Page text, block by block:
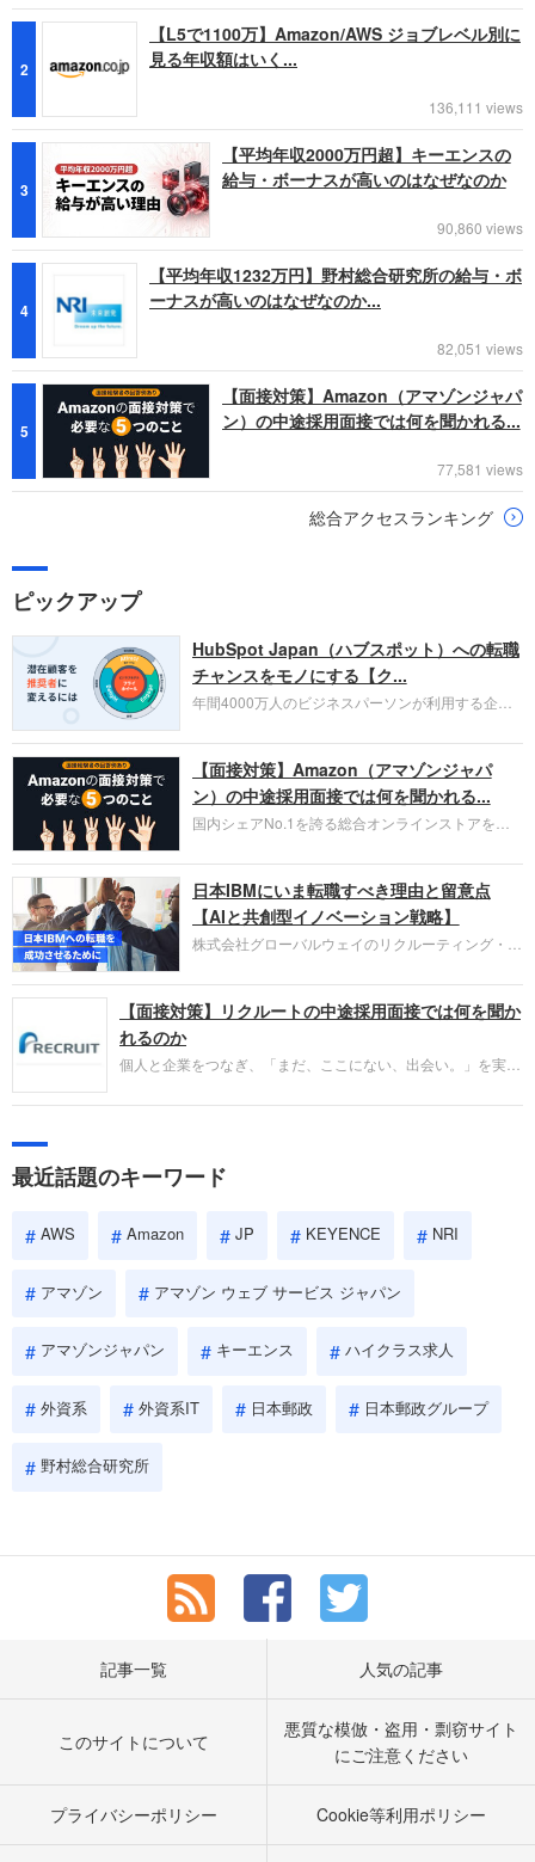
2
【L5で1100万】Amazon/AWS ジョブレベル別に
見る年収額はいく...
136,111 views
3
【平均年収2000万円超】キーエンスの
給与・ボーナスが高いのはなぜなのか
90,860 views
4
【平均年収1232万円】野村総合研究所の給与・ボ
ーナスが高いのはなぜなのか...
82,051 views
5
【面接対策】Amazon（アマゾンジャパ
ン）の中途採用面接では何を聞かれる...
77,581 views
総合アクセスランキング
ピックアップ
HubSpot Japan（ハブスポット）への転職
チャンスをモノにする【ク...
年間4000万人のビジネスパーソンが利用する企業
お勧めするイチオシ企業をご紹介します。今回はク
ラウド型CRMプラットフォームを提供する
HubSpot Japan（ハブスポット・ジャパン）株式会
社です。採用面接対策の企業研究にご活用くださ
い。
【面接対策】Amazon（アマゾンジャパ
ン）の中途採用面接では何を聞かれる...
国内シェアNo.1を誇る総合オンラインストアを運
圧倒的な存在感を持つAmazon。中途採用面接では
過去の具体的な業務成果やリーダーシップの発揮、
失敗からの学びが重視され、人間性やカルチャーフ
ィットも評価対象となり、長期的に成長できる仲間
であるかを多角的に審査されます。
日本IBMにいま転職すべき理由と留意点
【AIと共創型イノベーション戦略】
株式会社グローバルウェイのリクルーティング・パ
パーソンが利用する企業口コミサイト「キャリコ
ネ」の転職エージェントがお勧めするイチオシ企業
IBMです。採用面接対策の企業研究にご活用くださ
い。
【面接対策】リクルートの中途採用面接では何を聞か
れるのか
個人と企業をつなぎ、「まだ、ここにない、出会い。」を実現
やこれまでの成果を具体的に問われるほか、「人間性」も評価
しょう。
最近話題のキーワード
AWS Amazon JP KEYENCE NRI
アマゾン アマゾン ウェブ サービス ジャパン
アマゾンジャパン キーエンス ハイクラス求人
外資系 外資系IT 日本郵政 日本郵政グループ
野村総合研究所
記事一覧 人気の記事
このサイトについて
悪質な模倣・盗用・剽窃サイト
にご注意ください
プライバシーポリシー Cookie等利用ポリシー